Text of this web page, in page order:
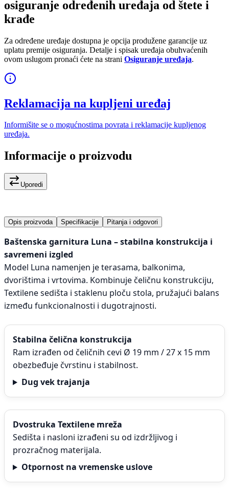
osiguranje određenih uređaja od štete i
krađe
Za određene uređaje dostupna je opcija produžene garancije uz
uplatu premije osiguranja. Detalje i spisak uređaja obuhvaćenih
ovom uslugom pronaći ćete na strani Osiguranje uređaja.
Reklamacija na kupljeni uređaj
Informišite se o mogućnostima povrata i reklamacije kupljenog
uređaja.
Informacije o proizvodu
Uporedi
Opis proizvoda Specifikacije Pitanja i odgovori
Baštenska garnitura Luna – stabilna konstrukcija i
savremeni izgled
Model Luna namenjen je terasama, balkonima,
dvorištima i vrtovima. Kombinuje čeličnu konstrukciju,
Textilene sedišta i staklenu ploču stola, pružajući balans
između funkcionalnosti i dugotrajnosti.
Stabilna čelična konstrukcija
Ram izrađen od čeličnih cevi Ø 19 mm / 27 x 15 mm
obezbeđuje čvrstinu i stabilnost.
Dug vek trajanja
Dvostruka Textilene mreža
Sedišta i nasloni izrađeni su od izdržljivog i
prozračnog materijala.
Otpornost na vremenske uslove